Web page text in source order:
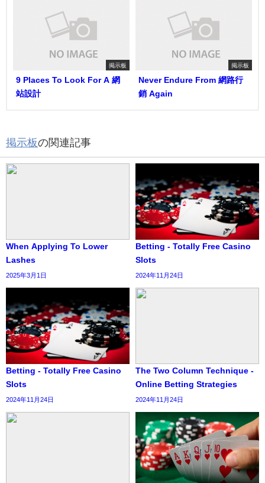
掲示板
9 Places To Look For A 網
站設計
掲示板
Never Endure From 網路行
銷 Again
掲示板の関連記事
When Applying To Lower
Lashes
2025年3月1日
Betting - Totally Free Casino
Slots
2024年11月24日
Betting - Totally Free Casino
Slots
2024年11月24日
The Two Column Technique -
Online Betting Strategies
2024年11月24日